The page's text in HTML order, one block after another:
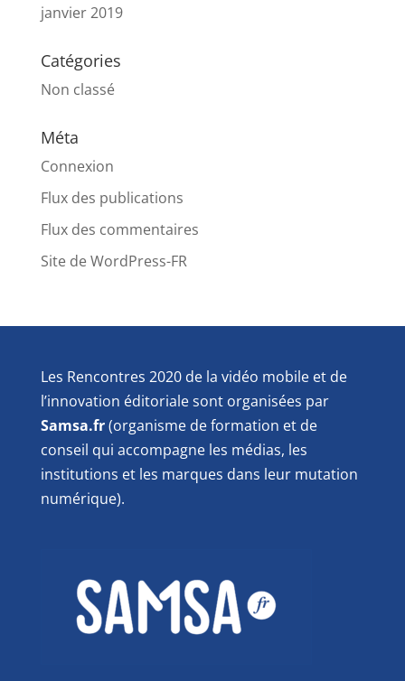
janvier 2019
Catégories
Non classé
Méta
Connexion
Flux des publications
Flux des commentaires
Site de WordPress-FR
Les Rencontres 2020 de la vidéo mobile et de
l’innovation éditoriale sont organisées par
Samsa.fr(organisme de formation et de
conseil qui accompagne les médias, les
institutions et les marques dans leur mutation
numérique).